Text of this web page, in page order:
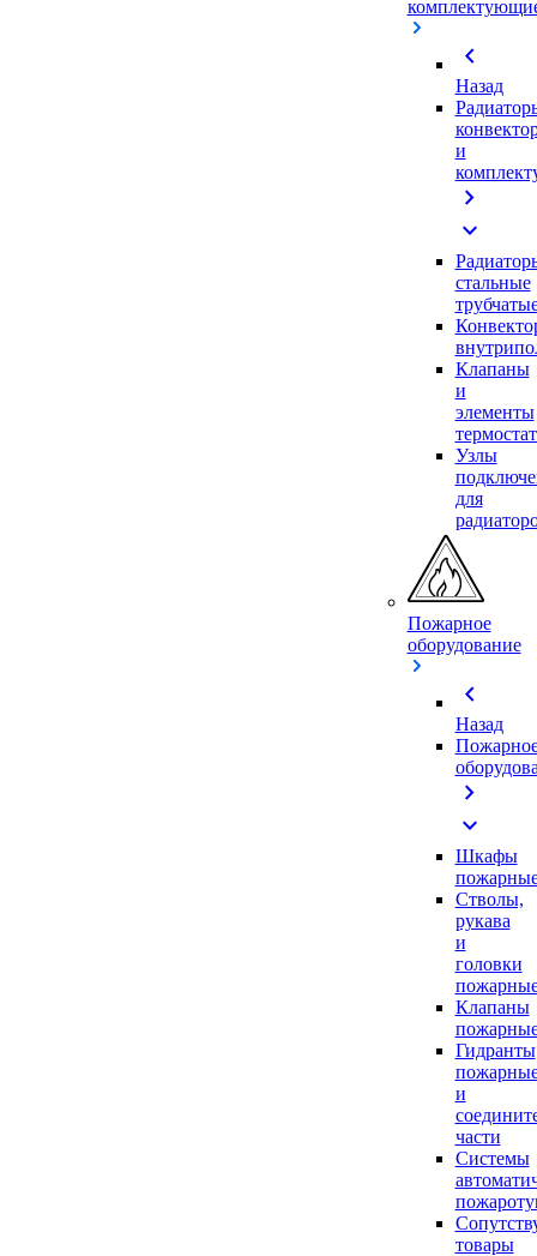
chevron_left
Назад
и
chevron_right
expand_more
стальные
Клапаны
и
элементы
Узлы
для
Пожарное
оборудование
chevron_left
Назад
chevron_right
expand_more
Шкафы
Стволы,
рукава
и
головки
Клапаны
Гидранты
и
части
Системы
товары